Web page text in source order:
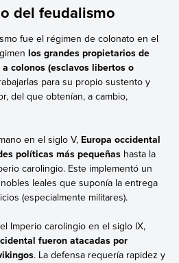
del feudalismo
fue el régimen de colonato en el
los grandes propietarios de
colonos (esclavos libertos o
para su propio sustento y
del que obtenían, a cambio,
en el siglo V, Europa occidental
políticas más pequeñashasta la
carolingio. Este implementó un
leales que suponía la entrega
(especialmente militares).
Imperio carolingio en el siglo IX,
fueron atacadas por
. La defensa requería rapidez y